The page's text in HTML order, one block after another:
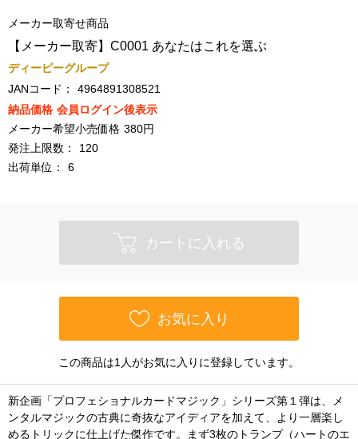
メーカー取寄せ商品
【メーカー取寄】C0001 あなたはこれを選ぶ
ディーピーグループ
JANコード：
4964891308521
納品価格 会員ログイン後表示
メーカー希望小売価格 380円
発注上限数：
120
出荷単位：
6
カートに入れる
お気に入り
この商品は1人がお気に入りに登録しています。
新企画「プロフェショナルカードマジック」シリーズ第１弾は、メ
ンタルマジックの古典に奇抜なアイディアを加えて、より一層楽し
めるトリックに仕上げた傑作です。まず3枚のトランプ（ハートのエ